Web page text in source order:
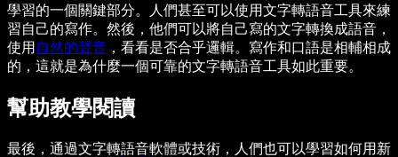
學習的一個關鍵部分。人們甚至可以使用文字轉語音工具來練
習自己的寫作。然後，他們可以將自己寫的文字轉換成語音，
使用 自然的聲音 ，看看是否合乎邏輯。寫作和口語是相輔相成
的，這就是為什麼一個可靠的文字轉語音工具如此重要。
幫助教學閱讀
最後，通過文字轉語音軟體或技術，人們也可以學習如何用新